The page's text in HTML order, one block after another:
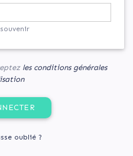
les conditions générales
oublié ?